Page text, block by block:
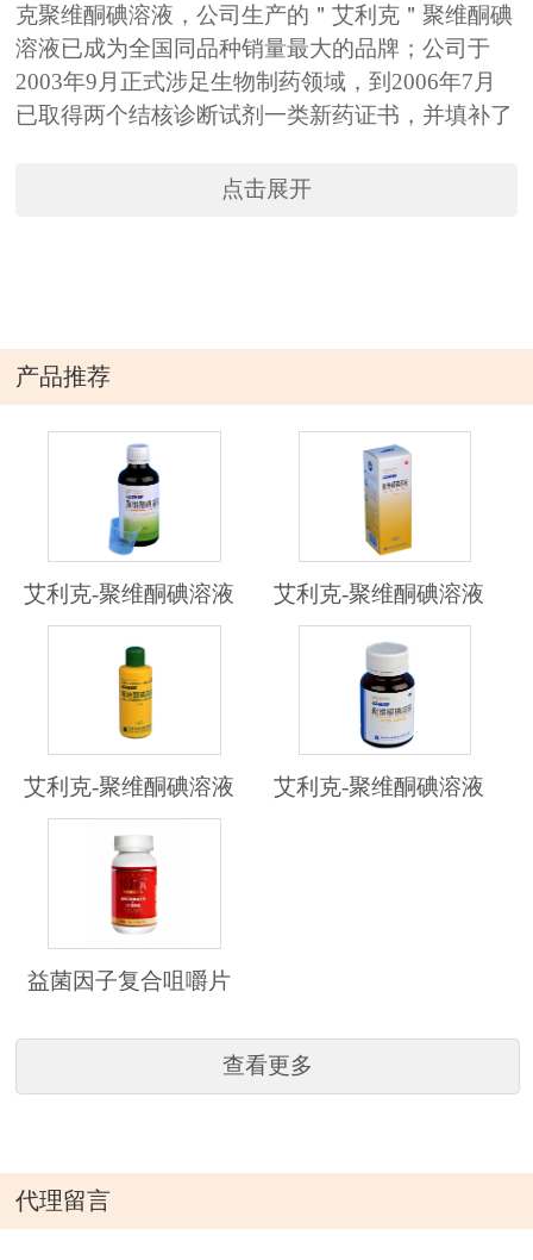
克聚维酮碘溶液，公司生产的＂艾利克＂聚维酮碘
溶液已成为全国同品种销量最大的品牌；公司于
2003年9月正式涉足生物制药领域，到2006年7月
已取得两个结核诊断试剂一类新药证书，并填补了
先．已向包括中国在内的七个国家申请了专利。近
承“顾客至上，锐意进取”的经营理念，坚持“客户
第一”的原则。竭诚为广大客户提供优质的服务。
省建设创新型企业，国家高技术产业化示范工程企
业……公司成立以来，积极投身健康事业，稳步发
展，注重创新，追求专业。秉承"诚实、稳健"的发
展作风，只选择真正适合公司发展的项目，在奉献
社会、保障员工的同时，关注利润。通过孜孜不倦
业链，产业范围涵盖了传统药品、生物医药、生物
农业等领域。
成都永安制药有限公司生产基地位于有“成都后花
园”之称的绿色城市蒲江县，公司设立三个事业
部，艾利克事业部主要生产洗剂；赛普克事业部生
产范围包括结核病新型诊疗药物（诊断试剂、疫
苗、治疗药物）；缘和事业部主要生产以低聚甘露
糖为原料的新型功能食品，主要品牌为：长力元、
喜碧、低聚甘露糖等。
永安研发基地与世界范围内的科学工作者广泛合作
交流，与加拿大多伦多大学、中国科学院微生物
学院成都微生物所、四川大学、江南大学、四川省
中医药研究院等科研机构建立了良好持续的合作关
得国家重点新产品、四川省重点新产品、四川省名
点击展开
产品推荐
艾利克-聚维酮碘溶液 艾利克-聚维酮碘溶液
艾利克-聚维酮碘溶液 艾利克-聚维酮碘溶液
益菌因子复合咀嚼片
查看更多
代理留言